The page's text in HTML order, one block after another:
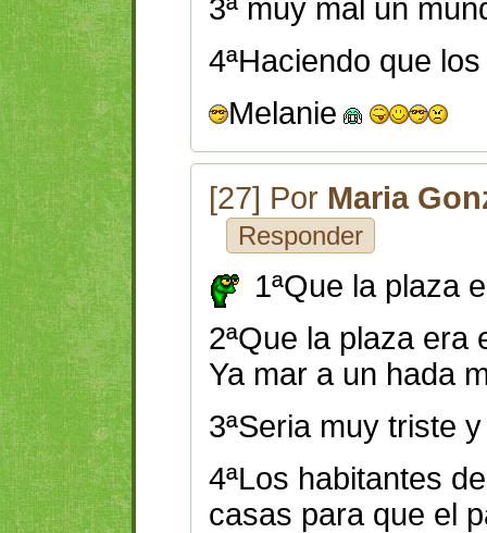
3ª muy mal un
4ªHaciendo que
Melanie
[27] Por Maria
Responder
1ªQue la plaza
2ªQue la plaza era
Ya mar a un hada
3ªSeria muy triste
4ªLos habitantes
casas para que el